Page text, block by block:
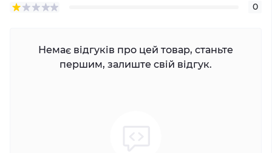
0
Немає відгуків про цей товар, станьте
першим, залиште свій відгук.